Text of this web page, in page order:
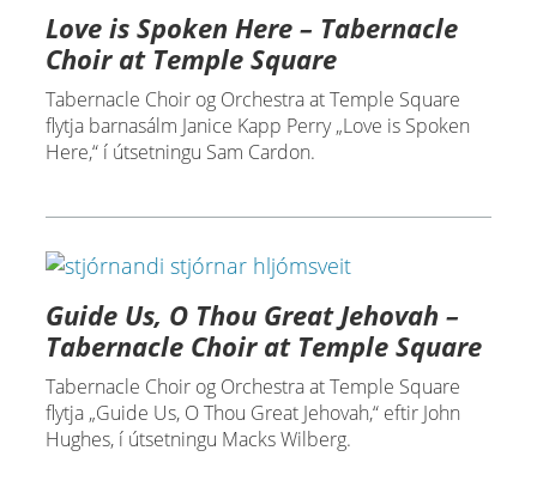
Love is Spoken Here – Tabernacle
Choir at Temple Square
Tabernacle Choir og Orchestra at Temple Square
flytja barnasálm Janice Kapp Perry „Love is Spoken
Here,“ í útsetningu Sam Cardon.
Guide Us, O Thou Great Jehovah –
Tabernacle Choir at Temple Square
Tabernacle Choir og Orchestra at Temple Square
flytja „Guide Us, O Thou Great Jehovah,“ eftir John
Hughes, í útsetningu Macks Wilberg.